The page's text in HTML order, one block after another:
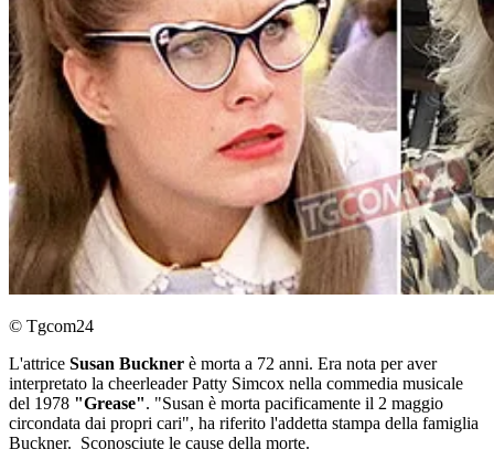
© Tgcom24
L'attrice Susan Buckner è morta a 72 anni. Era nota per aver
interpretato la cheerleader Patty Simcox nella commedia musicale
del 1978 "Grease". "Susan è morta pacificamente il 2 maggio
circondata dai propri cari", ha riferito l'addetta stampa della famiglia
Buckner. Sconosciute le cause della morte.